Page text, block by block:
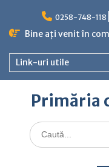
content
0258-748-118
Bine ați venit în
Link-uri utile
Primăria
Caută
for: